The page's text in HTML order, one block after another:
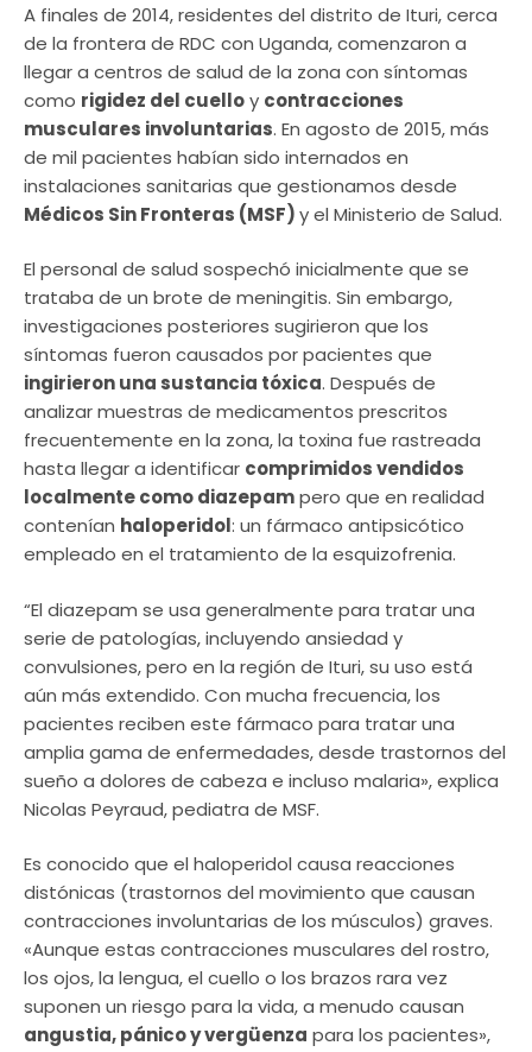
A finales de 2014, residentes del distrito de Ituri, cerca
de la frontera de RDC con Uganda, comenzaron a
llegar a centros de salud de la zona con síntomas
como rigidez del cuelloy contracciones
musculares involuntarias. En agosto de 2015, más
de mil pacientes habían sido internados en
instalaciones sanitarias que gestionamos desde
Médicos Sin Fronteras (MSF)y el Ministerio de Salud.
El personal de salud sospechó inicialmente que se
trataba de un brote de meningitis. Sin embargo,
investigaciones posteriores sugirieron que los
síntomas fueron causados por pacientes que
ingirieron una sustancia tóxica. Después de
analizar muestras de medicamentos prescritos
frecuentemente en la zona, la toxina fue rastreada
hasta llegar a identificar comprimidos vendidos
localmente como diazepampero que en realidad
contenían haloperidol: un fármaco antipsicótico
empleado en el tratamiento de la esquizofrenia.
“El diazepam se usa generalmente para tratar una
serie de patologías, incluyendo ansiedad y
convulsiones, pero en la región de Ituri, su uso está
aún más extendido. Con mucha frecuencia, los
pacientes reciben este fármaco para tratar una
amplia gama de enfermedades, desde trastornos del
sueño a dolores de cabeza e incluso malaria», explica
Nicolas Peyraud, pediatra de MSF.
Es conocido que el haloperidol causa reacciones
distónicas (trastornos del movimiento que causan
contracciones involuntarias de los músculos) graves.
«Aunque estas contracciones musculares del rostro,
los ojos, la lengua, el cuello o los brazos rara vez
suponen un riesgo para la vida, a menudo causan
angustia, pánico y vergüenza para los pacientes»,